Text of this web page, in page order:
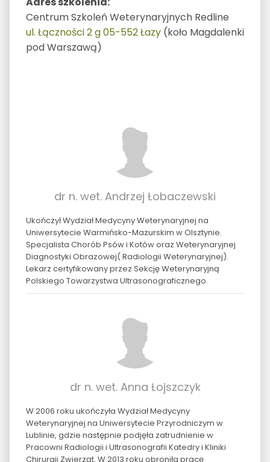
Centrum Szkoleń Weterynaryjnych Redline
ul. Łączności 2 g 05-552 Łazy (koło Magdalenki
pod Warszawą)
dr n. wet. Andrzej Łobaczewski
Ukończył Wydział Medycyny Weterynaryjnej na
Uniwersytecie Warmińsko-Mazurskim w Olsztynie.
Specjalista Chorób Psów i Kotów oraz Weterynaryjnej
Diagnostyki Obrazowej( Radiologii Weterynaryjnej).
Lekarz certyfikowany przez Sekcję Weterynaryjną
Polskiego Towarzystwa Ultrasonograficznego.
dr n. wet. Anna Łojszczyk
W 2006 roku ukończyła Wydział Medycyny
Weterynaryjnej na Uniwersytecie Przyrodniczym w
Lublinie, gdzie następnie podjęła zatrudnienie w
Pracowni Radiologii i Ultrasonografii Katedry i Kliniki
Chirurgii Zwierząt. W 2013 roku obroniła pracę